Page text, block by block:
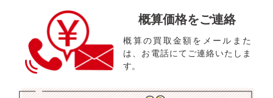
概算価格をご連絡
概算の買取金額をメールまた
は、お電話にてご連絡いたしま
す。